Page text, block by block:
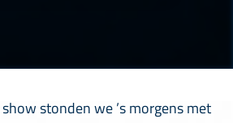
stonden we ’s morgens met